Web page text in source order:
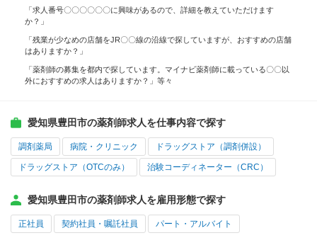
「求人番号〇〇〇〇〇〇に興味があるので、詳細を教えていただけます
か？」
「残業が少なめの店舗をJR〇〇線の沿線で探していますが、おすすめの店舗
はありますか？」
「薬剤師の募集を都内で探しています。マイナビ薬剤師に載っている〇〇以
外におすすめの求人はありますか？」等々
愛知県豊田市の薬剤師求人を仕事内容で探す
調剤薬局 病院・クリニック ドラッグストア（調剤併設）
ドラッグストア（OTCのみ） 治験コーディネーター（CRC）
愛知県豊田市の薬剤師求人を雇用形態で探す
正社員 契約社員・嘱託社員 パート・アルバイト